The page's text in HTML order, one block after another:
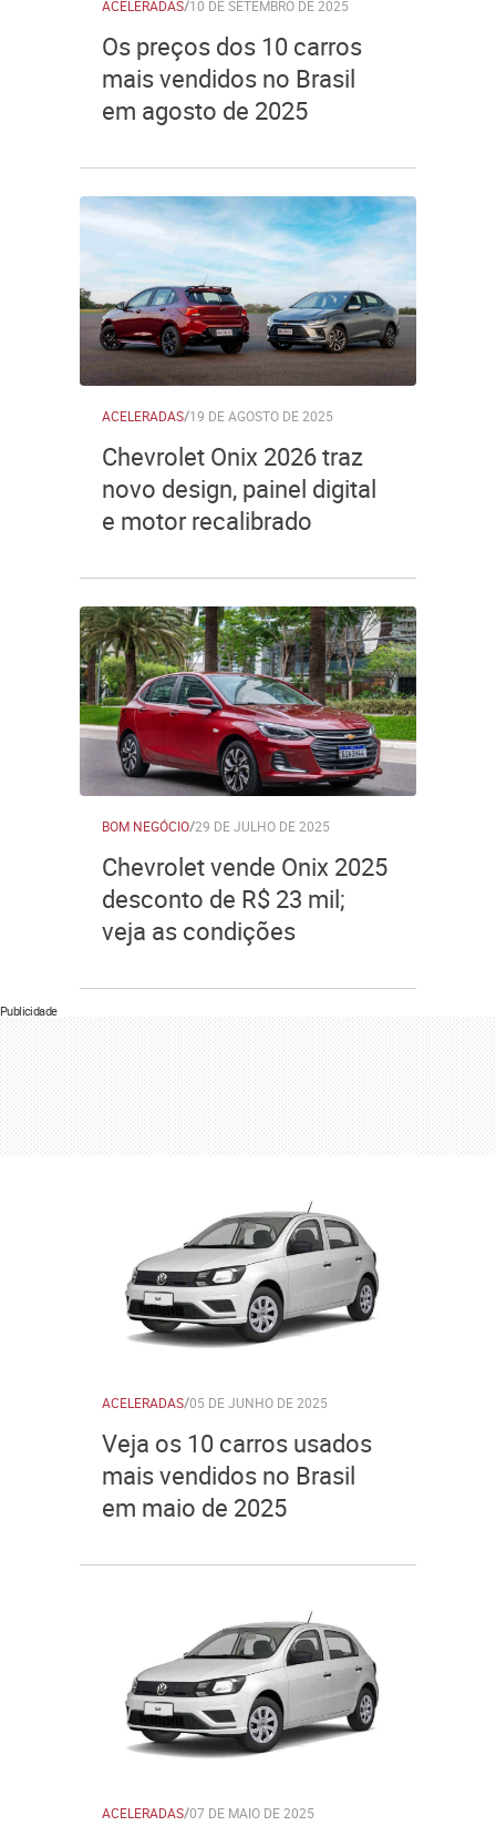
ACELERADAS/10 DE SETEMBRO DE 2025
Os preços dos 10 carros
mais vendidos no Brasil
em agosto de 2025
ACELERADAS/19 DE AGOSTO DE 2025
Chevrolet Onix 2026 traz
novo design, painel digital
e motor recalibrado
BOM NEGÓCIO/29 DE JULHO DE 2025
Chevrolet vende Onix 2025
desconto de R$ 23 mil;
veja as condições
Publicidade
ACELERADAS/05 DE JUNHO DE 2025
Veja os 10 carros usados
mais vendidos no Brasil
em maio de 2025
ACELERADAS/07 DE MAIO DE 2025